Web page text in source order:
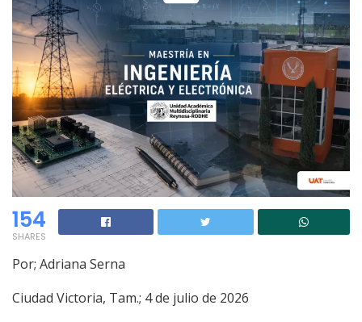
154
SHARES
Por; Adriana Serna
Ciudad Victoria, Tam.; 4 de julio de 2026